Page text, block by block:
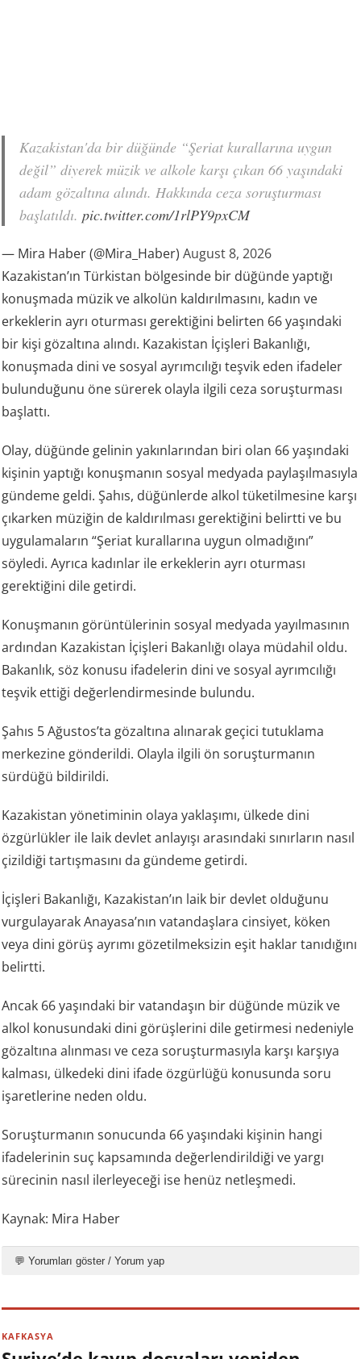
Kazakistan'da bir düğünde “Şeriat kurallarına uygun
değil” diyerek müzik ve alkole karşı çıkan 66 yaşındaki
adam gözaltına alındı. Hakkında ceza soruşturması
başlatıldı.pic.twitter.com/1rlPY9pxCM
— Mira Haber (@Mira_Haber)August 8, 2026
Kazakistan’ın Türkistan bölgesinde bir düğünde yaptığı
konuşmada müzik ve alkolün kaldırılmasını, kadın ve
erkeklerin ayrı oturması gerektiğini belirten 66 yaşındaki
bir kişi gözaltına alındı. Kazakistan İçişleri Bakanlığı,
konuşmada dini ve sosyal ayrımcılığı teşvik eden ifadeler
bulunduğunu öne sürerek olayla ilgili ceza soruşturması
başlattı.
Olay, düğünde gelinin yakınlarından biri olan 66 yaşındaki
kişinin yaptığı konuşmanın sosyal medyada paylaşılmasıyla
gündeme geldi. Şahıs, düğünlerde alkol tüketilmesine karşı
çıkarken müziğin de kaldırılması gerektiğini belirtti ve bu
uygulamaların “Şeriat kurallarına uygun olmadığını”
söyledi. Ayrıca kadınlar ile erkeklerin ayrı oturması
gerektiğini dile getirdi.
Konuşmanın görüntülerinin sosyal medyada yayılmasının
ardından Kazakistan İçişleri Bakanlığı olaya müdahil oldu.
Bakanlık, söz konusu ifadelerin dini ve sosyal ayrımcılığı
teşvik ettiği değerlendirmesinde bulundu.
Şahıs 5 Ağustos’ta gözaltına alınarak geçici tutuklama
merkezine gönderildi. Olayla ilgili ön soruşturmanın
sürdüğü bildirildi.
Kazakistan yönetiminin olaya yaklaşımı, ülkede dini
özgürlükler ile laik devlet anlayışı arasındaki sınırların nasıl
çizildiği tartışmasını da gündeme getirdi.
İçişleri Bakanlığı, Kazakistan’ın laik bir devlet olduğunu
vurgulayarak Anayasa’nın vatandaşlara cinsiyet, köken
veya dini görüş ayrımı gözetilmeksizin eşit haklar tanıdığını
belirtti.
Ancak 66 yaşındaki bir vatandaşın bir düğünde müzik ve
alkol konusundaki dini görüşlerini dile getirmesi nedeniyle
gözaltına alınması ve ceza soruşturmasıyla karşı karşıya
kalması, ülkedeki dini ifade özgürlüğü konusunda soru
işaretlerine neden oldu.
Soruşturmanın sonucunda 66 yaşındaki kişinin hangi
ifadelerinin suç kapsamında değerlendirildiği ve yargı
sürecinin nasıl ilerleyeceği ise henüz netleşmedi.
Kaynak: Mira Haber
💬 Yorumları göster / Yorum yap
KAFKASYA